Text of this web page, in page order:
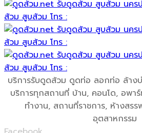
บริการรับดูดส้วม ดูดท่อ ลอกท่อ ล้าง
บริการทุกสถานที่ บ้าน, คอนโด, อพา
ทำงาน, สถานที่ราชการ, ห้างสรร
อุตสาหกรรม